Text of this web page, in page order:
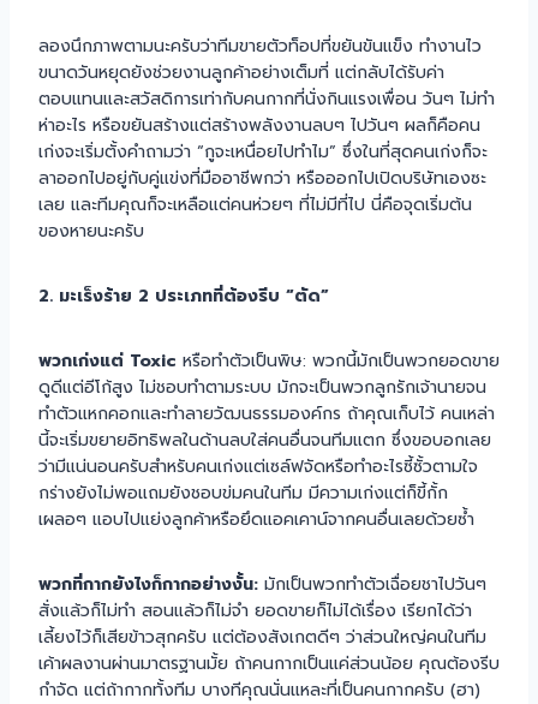
ลองนึกภาพตามนะครับว่าทีมขายตัวท็อปที่ขยันขันแข็ง ทำงานไว
ขนาดวันหยุดยังช่วยงานลูกค้าอย่างเต็มที่ แต่กลับได้รับค่า
ตอบแทนและสวัสดิการเท่ากับคนกากที่นั่งกินแรงเพื่อน วันๆ ไม่ทำ
ห่าอะไร หรือขยันสร้างแต่สร้างพลังงานลบๆ ไปวันๆ ผลก็คือคน
เก่งจะเริ่มตั้งคำถามว่า “กูจะเหนื่อยไปทำไม” ซึ่งในที่สุดคนเก่งก็จะ
ลาออกไปอยู่กับคู่แข่งที่มืออาชีพกว่า หรือออกไปเปิดบริษัทเองซะ
เลย และทีมคุณก็จะเหลือแต่คนห่วยๆ ที่ไม่มีที่ไป นี่คือจุดเริ่มต้น
ของหายนะครับ
2. มะเร็งร้าย 2 ประเภทที่ต้องรีบ “ตัด”
พวกเก่งแต่ Toxic หรือทำตัวเป็นพิษ: พวกนี้มักเป็นพวกยอดขาย
ดูดีแต่อีโก้สูง ไม่ชอบทำตามระบบ มักจะเป็นพวกลูกรักเจ้านายจน
ทำตัวแหกคอกและทำลายวัฒนธรรมองค์กร ถ้าคุณเก็บไว้ คนเหล่า
นี้จะเริ่มขยายอิทธิพลในด้านลบใส่คนอื่นจนทีมแตก ซึ่งขอบอกเลย
ว่ามีแน่นอนครับสำหรับคนเก่งแต่เซล์ฟจัดหรือทำอะไรซี้ซั้วตามใจ
กร่างยังไม่พอแถมยังชอบข่มคนในทีม มีความเก่งแต่ก็ขี้กั้ก
เผลอๆ แอบไปแย่งลูกค้าหรือยึดแอคเคาน์จากคนอื่นเลยด้วยซ้ำ
พวกที่กากยังไงก็กากอย่างงั้น: มักเป็นพวกทำตัวเฉื่อยชาไปวันๆ
สั่งแล้วก็ไม่ทำ สอนแล้วก็ไม่จำ ยอดขายก็ไม่ได้เรื่อง เรียกได้ว่า
เลี้ยงไว้ก็เสียข้าวสุกครับ แต่ต้องสังเกตดีๆ ว่าส่วนใหญ่คนในทีม
เค้าผลงานผ่านมาตรฐานมั้ย ถ้าคนกากเป็นแค่ส่วนน้อย คุณต้องรีบ
กำจัด แต่ถ้ากากทั้งทีม บางทีคุณนั่นแหละที่เป็นคนกากครับ (ฮา)